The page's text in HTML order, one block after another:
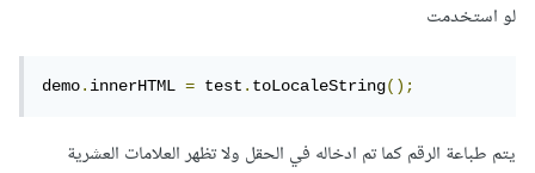
لو استخدمت
demo.innerHTML = test.toLocaleString();
يتم طباعة الرقم كما تم ادخاله في الحقل ولا تظهر العلامات العشرية